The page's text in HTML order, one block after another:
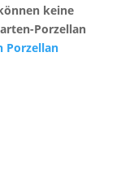
keine
Porzellan
Porzellan